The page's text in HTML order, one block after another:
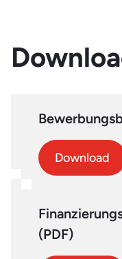
Download
(PDF)